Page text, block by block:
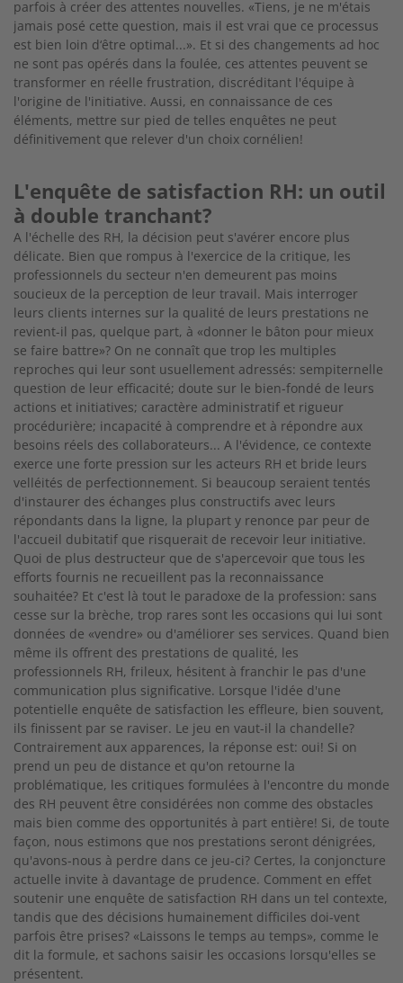
parfois à créer des attentes nouvelles. «Tiens, je ne m'étais
jamais posé cette question, mais il est vrai que ce processus
est bien loin d‘être optimal...». Et si des changements ad hoc
ne sont pas opérés dans la foulée, ces attentes peuvent se
transformer en réelle frustration, discréditant l'équipe à
l'origine de l'initiative. Aussi, en connaissance de ces
éléments, mettre sur pied de telles enquêtes ne peut
définitivement que relever d'un choix cornélien!
L'enquête de satisfaction RH: un outil
à double tranchant?
A l'échelle des RH, la décision peut s'avérer encore plus
délicate. Bien que rompus à l'exercice de la critique, les
professionnels du secteur n'en demeurent pas moins
soucieux de la perception de leur travail. Mais interroger
leurs clients internes sur la qualité de leurs prestations ne
revient-il pas, quelque part, à «donner le bâton pour mieux
se faire battre»? On ne connaît que trop les multiples
reproches qui leur sont usuellement adressés: sempiternelle
question de leur efficacité; doute sur le bien-fondé de leurs
actions et initiatives; caractère administratif et rigueur
procédurière; incapacité à comprendre et à répondre aux
besoins réels des collaborateurs... A l'évidence, ce contexte
exerce une forte pression sur les acteurs RH et bride leurs
velléités de perfectionnement. Si beaucoup seraient tentés
d'instaurer des échanges plus constructifs avec leurs
répondants dans la ligne, la plupart y renonce par peur de
l'accueil dubitatif que risquerait de recevoir leur initiative.
Quoi de plus destructeur que de s'apercevoir que tous les
efforts fournis ne recueillent pas la reconnaissance
souhaitée? Et c'est là tout le paradoxe de la profession: sans
cesse sur la brèche, trop rares sont les occasions qui lui sont
données de «vendre» ou d'améliorer ses services. Quand bien
même ils offrent des prestations de qualité, les
professionnels RH, frileux, hésitent à franchir le pas d'une
communication plus significative. Lorsque l'idée d'une
potentielle enquête de satisfaction les effleure, bien souvent,
ils finissent par se raviser. Le jeu en vaut-il la chandelle?
Contrairement aux apparences, la réponse est: oui! Si on
prend un peu de distance et qu'on retourne la
problématique, les critiques formulées à l'encontre du monde
des RH peuvent être considérées non comme des obstacles
mais bien comme des opportunités à part entière! Si, de toute
façon, nous estimons que nos prestations seront dénigrées,
qu'avons-nous à perdre dans ce jeu-ci? Certes, la conjoncture
actuelle invite à davantage de prudence. Comment en effet
soutenir une enquête de satisfaction RH dans un tel contexte,
tandis que des décisions humainement difficiles doi-vent
parfois être prises? «Laissons le temps au temps», comme le
dit la formule, et sachons saisir les occasions lorsqu'elles se
présentent.